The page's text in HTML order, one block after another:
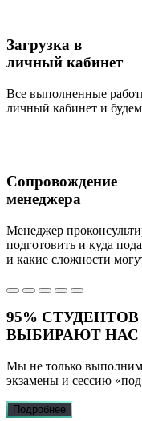
Загрузка в
личный кабинет
Все выполненные
личный кабинет и
Сопровождение
менеджера
Менеджер
подготовить и куда
и какие сложности
95% СТУДЕНТОВ
ВЫБИРАЮТ НАС
Мы не только
экзамены и сессию
Подробнее